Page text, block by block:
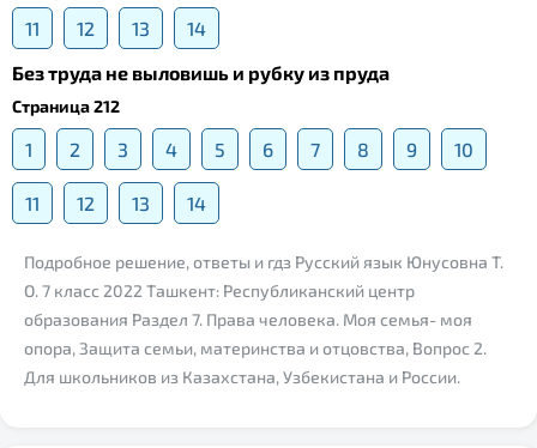
11 12 13
14
Без труда не выловишь и рубку из пруда
Страница 212
1 2 3 4 5 6 7 8 9 10
11 12 13 14
Подробное решение, ответы и гдз Русский язык Юнусовна Т.
О. 7 класс 2022 Ташкент: Республиканский центр
образования Раздел 7. Права человека. Моя семья- моя
опора, Защита семьи, материнства и отцовства, Вопрос 2.
Для школьников из Казахстана, Узбекистана и России.